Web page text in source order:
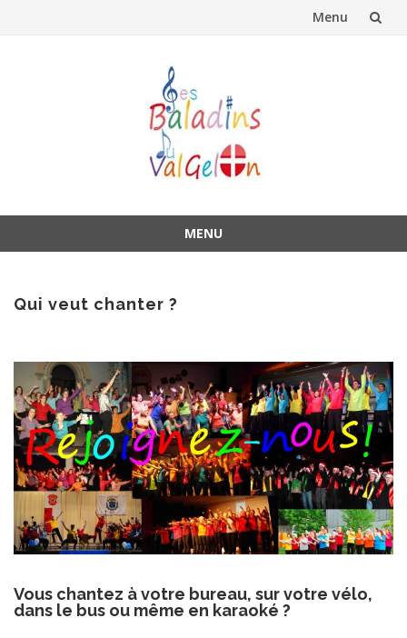
Menu
MENU
contenu
Qui veut chanter ?
Vous chantez à votre bureau, sur votre vélo,
dans le bus ou même en karaoké ?